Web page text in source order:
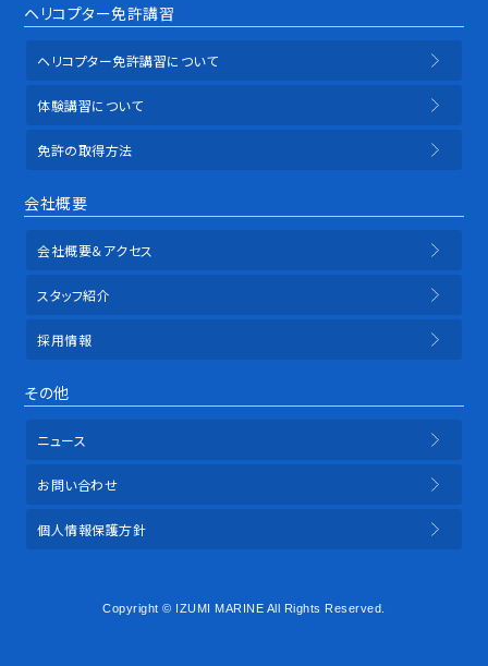
ヘリコプター免許講習
ヘリコプター免許講習について
体験講習について
免許の取得方法
会社概要
会社概要＆アクセス
スタッフ紹介
採用情報
その他
ニュース
お問い合わせ
個人情報保護方針
Copyright © IZUMI MARINE All Rights Reserved.